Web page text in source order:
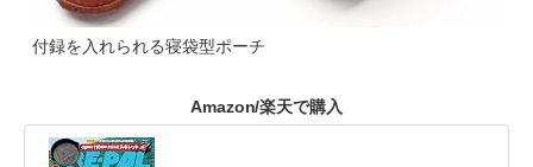
付録を入れられる寝袋型ポーチ
Amazon/楽天で購入